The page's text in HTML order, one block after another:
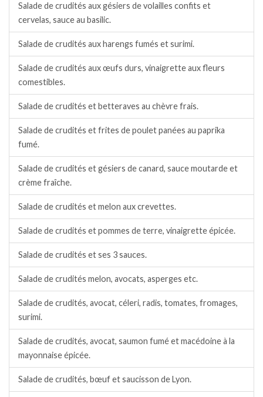
Salade de crudités aux gésiers de volailles confits et
cervelas, sauce au basilic.
Salade de crudités aux harengs fumés et surimi.
Salade de crudités aux œufs durs, vinaigrette aux fleurs
comestibles.
Salade de crudités et betteraves au chèvre frais.
Salade de crudités et frites de poulet panées au paprika
fumé.
Salade de crudités et gésiers de canard, sauce moutarde et
crème fraîche.
Salade de crudités et melon aux crevettes.
Salade de crudités et pommes de terre, vinaigrette épicée.
Salade de crudités et ses 3 sauces.
Salade de crudités melon, avocats, asperges etc.
Salade de crudités, avocat, céleri, radis, tomates, fromages,
surimi.
Salade de crudités, avocat, saumon fumé et macédoine à la
mayonnaise épicée.
Salade de crudités, bœuf et saucisson de Lyon.